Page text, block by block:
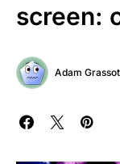
screen:
Adam Grassot